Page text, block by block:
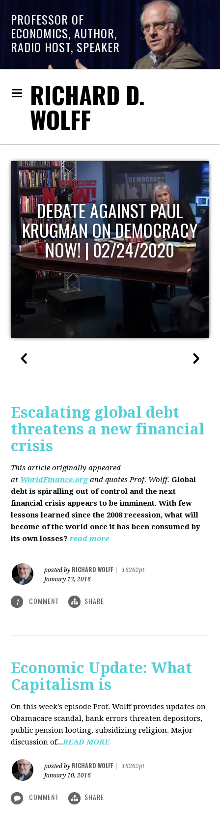
PROFESSOR OF
ECONOMICS, AUTHOR,
RADIO HOST, SPEAKER
RICHARD D.
WOLFF
HOST OF ECONOMIC
UPDATE
Escalating global debt
threatens a new financial
crisis
This article originally appeared
at WorldFinance.organd quotes Prof. Wolff. Global
debt is spiralling out of control and the next
financial crisis appears to be imminent. With few
lessons learned since the 2008 recession, what will
become of the world once it has been consumed by
its own losses? read more
posted by RICHARD WOLFF
16262pt
January 13, 2016
1 COMMENT SHARE
Economic Update: What
Capitalism is
On this week's episode Prof. Wolff provides updates on
Obamacare scandal, bank errors threaten depositors,
public pension looting, subsidizing religion. Major
discussion of...READ MORE
posted by RICHARD WOLFF
16262pt
January 10, 2016
COMMENT SHARE